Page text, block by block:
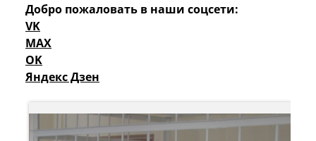
Добро пожаловать в наши соцсети:
VK
MAX
OK
Яндекс Дзен